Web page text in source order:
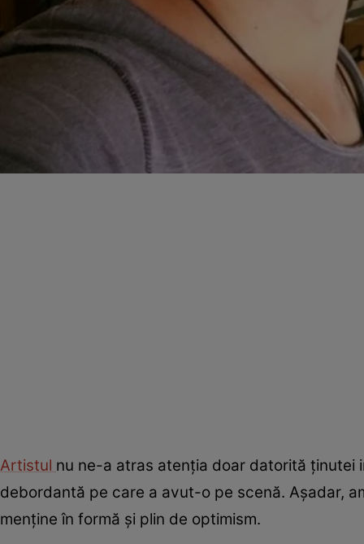
Artistul nu ne-a atras atenția doar datorită ținutei
debordantă pe care a avut-o pe scenă. Așadar,
menține în formă și plin de optimism.